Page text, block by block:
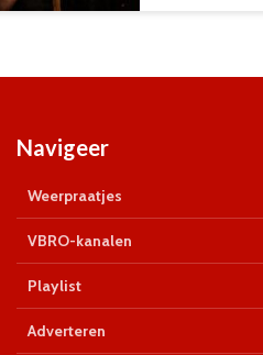
Navigeer
Weerpraatjes
VBRO-kanalen
Playlist
Adverteren